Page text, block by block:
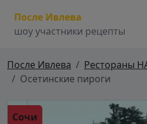
После Ивлева
шоу участники рецепты
После Ивлева
Рестораны
Осетинские пироги
Сочи